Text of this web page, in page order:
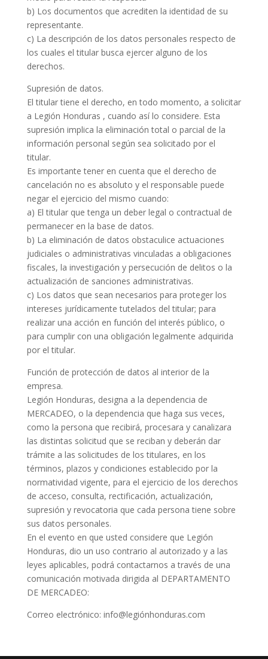
b) Los documentos que acrediten la identidad de su
representante.
c) La descripción de los datos personales respecto de
los cuales el titular busca ejercer alguno de los
derechos.
Supresión de datos.
El titular tiene el derecho, en todo momento, a solicitar
a Legión Honduras , cuando así lo considere. Esta
supresión implica la eliminación total o parcial de la
información personal según sea solicitado por el
titular.
Es importante tener en cuenta que el derecho de
cancelación no es absoluto y el responsable puede
negar el ejercicio del mismo cuando:
a) El titular que tenga un deber legal o contractual de
permanecer en la base de datos.
b) La eliminación de datos obstaculice actuaciones
judiciales o administrativas vinculadas a obligaciones
fiscales, la investigación y persecución de delitos o la
actualización de sanciones administrativas.
c) Los datos que sean necesarios para proteger los
intereses jurídicamente tutelados del titular; para
realizar una acción en función del interés público, o
para cumplir con una obligación legalmente adquirida
por el titular.
Función de protección de datos al interior de la
empresa.
Legión Honduras, designa a la dependencia de
MERCADEO, o la dependencia que haga sus veces,
como la persona que recibirá, procesara y canalizara
las distintas solicitud que se reciban y deberán dar
trámite a las solicitudes de los titulares, en los
términos, plazos y condiciones establecido por la
normatividad vigente, para el ejercicio de los derechos
de acceso, consulta, rectificación, actualización,
supresión y revocatoria que cada persona tiene sobre
sus datos personales.
En el evento en que usted considere que Legión
Honduras, dio un uso contrario al autorizado y a las
leyes aplicables, podrá contactarnos a través de una
comunicación motivada dirigida al DEPARTAMENTO
DE MERCADEO:
Correo electrónico: info@legiónhonduras.com